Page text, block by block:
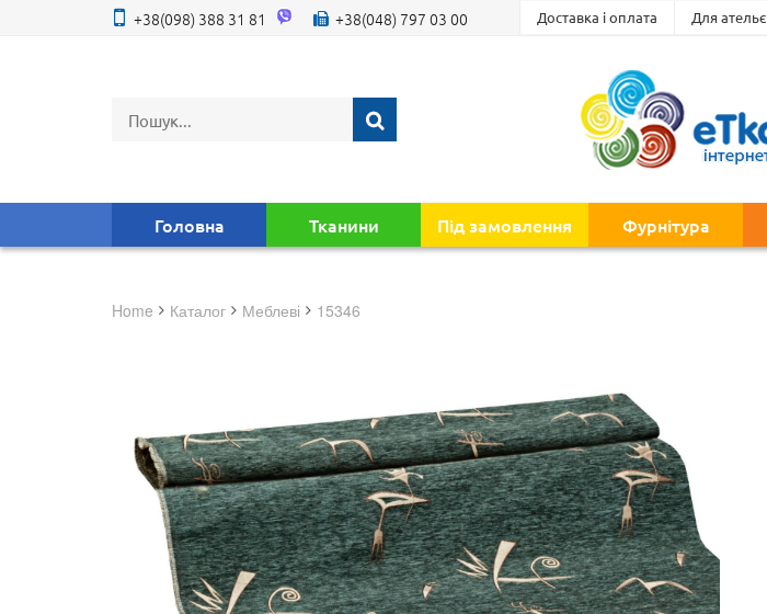
+38(098) 388 31 81 +38(048) 797 03 00 Доставка і оплата Для ательє
Головна Тканини Під замовлення Фурнітура
Home Каталог меблеві 15346